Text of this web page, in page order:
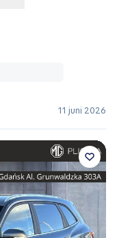
11 juni 2026